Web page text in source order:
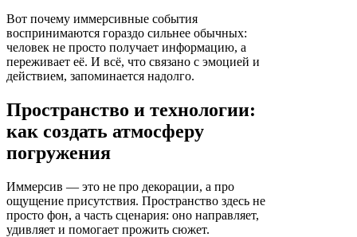
Вот почему иммерсивные события
воспринимаются гораздо сильнее обычных:
человек не просто получает информацию, а
переживает её. И всё, что связано с эмоцией и
действием, запоминается надолго.
Пространство и технологии:
как создать атмосферу
погружения
Иммерсив — это не про декорации, а про
ощущение присутствия. Пространство здесь не
просто фон, а часть сценария: оно направляет,
удивляет и помогает прожить сюжет.